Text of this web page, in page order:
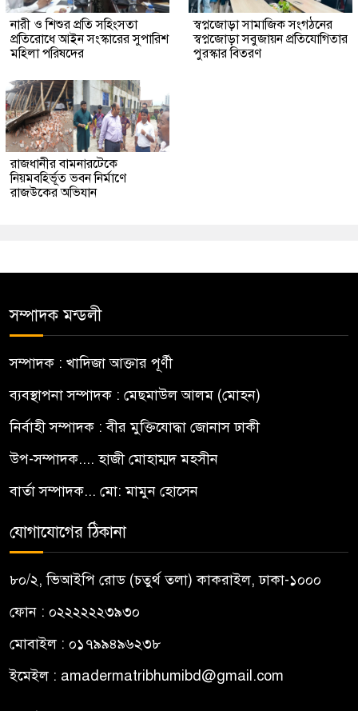
নারী ও শিশুর প্রতি সহিংসতা
প্রতিরোধে আইন সংস্কারের সুপারিশ
মহিলা পরিষদের
স্বপ্নজোড়া সামাজিক সংগঠনের
স্বপ্নজোড়া সবুজায়ন প্রতিযোগিতার
পুরস্কার বিতরণ
রাজধানীর বামনারটেকে
নিয়মবহির্ভূত ভবন নির্মাণে
রাজউকের অভিযান
সম্পাদক মন্ডলী
সম্পাদক : খাদিজা আক্তার পূর্ণী
ব্যবস্থাপনা সম্পাদক : মেছমাউল আলম (মোহন)
নির্বাহী সম্পাদক : বীর মুক্তিযোদ্ধা জোনাস ঢাকী
উপ-সম্পাদক.... হাজী মোহাম্মদ মহসীন
বার্তা সম্পাদক... মো: মামুন হোসেন
যোগাযোগের ঠিকানা
৮০/২, ভিআইপি রোড (চতুর্থ তলা) কাকরাইল, ঢাকা-১০০০
ফোন : ০২২২২২২৩৯৩০
মোবাইল : ০১৭৯৯৪৯৬২৩৮
ইমেইল : amadermatribhumibd@gmail.com